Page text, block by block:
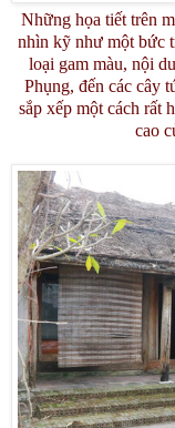
Những họa tiết trên
nhìn kỹ như một bức
loại gam màu, nội
Phụng, đến các cây
sắp xếp một cách rất
cao